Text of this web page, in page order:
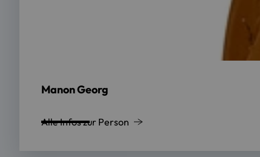
Manon Georg
Alle Infos zur Person